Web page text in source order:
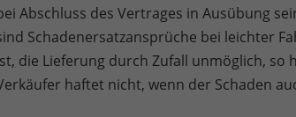
Abschluss des Vertrages in Ausübung
Schadenersatzansprüche bei leichter
die Lieferung durch Zufall unmöglich,
haftet nicht, wenn der Schaden